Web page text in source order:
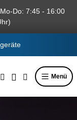
Do: 7:45 - 16:00
Menü